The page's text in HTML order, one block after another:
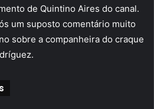
de Quintino Aires do canal.
um suposto comentário muito
sobre a companheira do craque